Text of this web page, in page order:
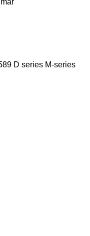
D series M-series